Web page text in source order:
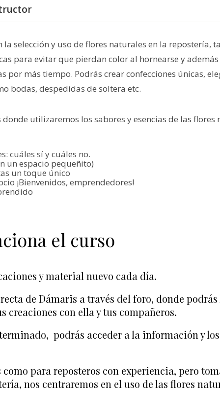
selección y uso de flores naturales en la repostería,
para evitar que pierdan color al hornearse y
más tiempo. Podrás crear confecciones únicas,
bodas, despedidas de soltera etc.
utilizaremos los sabores y esencias de las flores
cuáles sí y cuáles no.
un espacio pequeñito)
un toque único
¡Bienvenidos, emprendedores!
el curso
y material nuevo cada día.
de Dámaris a través del foro, donde podrás
con ella y tus compañeros.
podrás acceder a la información y los
para reposteros con experiencia, pero
nos centraremos en el uso de las flores